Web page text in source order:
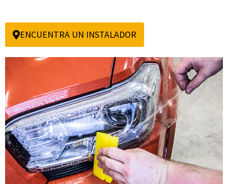
ENCUENTRA UN INSTALADOR